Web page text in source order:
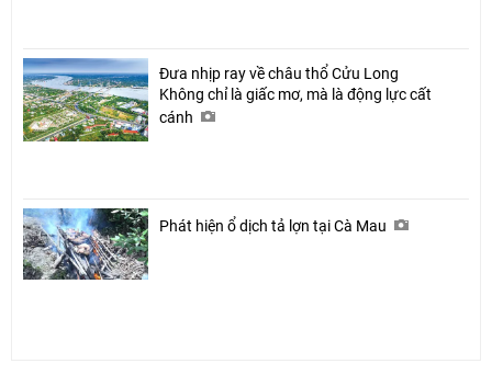
Đưa nhịp ray về châu thổ Cửu Long
Không chỉ là giấc mơ, mà là động lực cất
cánh
Phát hiện ổ dịch tả lợn tại Cà Mau